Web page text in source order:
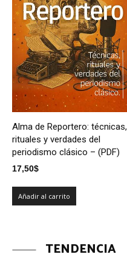
Alma de Reportero: técnicas,
rituales y verdades del
periodismo clásico – (PDF)
17,50$
Añadir al carrito
TENDENCIA